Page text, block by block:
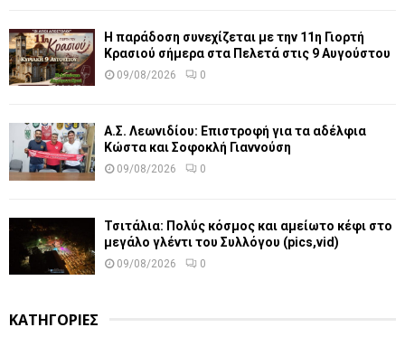
Η παράδοση συνεχίζεται με την 11η Γιορτή
Κρασιού σήμερα στα Πελετά στις 9 Αυγούστου
09/08/2026 0
Α.Σ. Λεωνιδίου: Επιστροφή για τα αδέλφια
Κώστα και Σοφοκλή Γιαννούση
09/08/2026 0
Τσιτάλια: Πολύς κόσμος και αμείωτο κέφι στο
μεγάλο γλέντι του Συλλόγου (pics,vid)
09/08/2026 0
ΚΑΤΗΓΟΡΙΕΣ